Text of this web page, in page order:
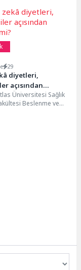
29
diyetleri,
açısından
Üniversitesi Sağlık
Beslenme ve